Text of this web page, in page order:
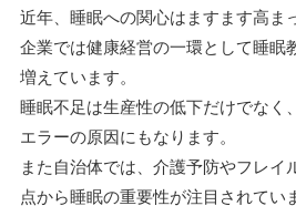
近年、睡眠への関心はますます高ま
企業では健康経営の一環として睡眠
増えています。
睡眠不足は生産性の低下だけでなく
エラーの原因にもなります。
また自治体では、介護予防やフレイ
点から睡眠の重要性が注目されてい